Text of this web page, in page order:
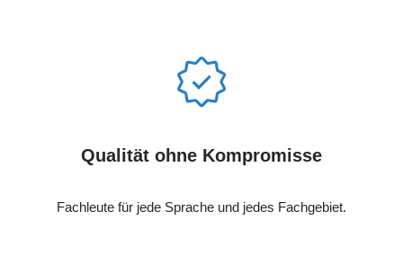
Qualität ohne Kompromisse
Fachleute für jede Sprache und jedes Fachgebiet.